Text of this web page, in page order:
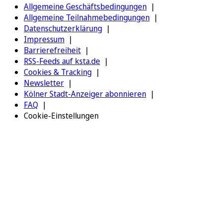
Allgemeine Geschäftsbedingungen
Allgemeine Teilnahmebedingungen
Datenschutzerklärung
Impressum
Barrierefreiheit
RSS-Feeds auf ksta.de
Cookies & Tracking
Newsletter
Kölner Stadt-Anzeiger abonnieren
FAQ
Cookie-Einstellungen